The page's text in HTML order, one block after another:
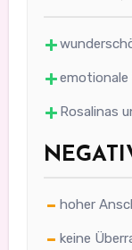
emotionale
Rosalinas
hoher
keine